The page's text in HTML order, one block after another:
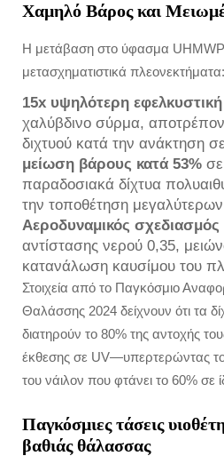
Χαμηλό Βάρος και
Η μετάβαση στο ύφασμα
μετασχηματιστικά πλεονεκτήματα:
15x υψηλότερη
χαλύβδινο σύρμα,
διχτυού κατά την ανάκτηση
μείωση βάρους κατά 53%
παραδοσιακά δίχτυα
την τοποθέτηση
Αεροδυναμικός σχεδιασμός
αντίστασης νερού 0,35,
κατανάλωση καυσίμου του
Στοιχεία από το Παγκόσμιο
Θαλάσσης 2024 δείχνουν ότι τα
διατηρούν το 80% της αντοχής
έκθεσης σε UV—υπερτερώντας
του νάιλον που φτάνει το 60% σε
Παγκόσμιες τάσεις
βαθιάς θάλασσας